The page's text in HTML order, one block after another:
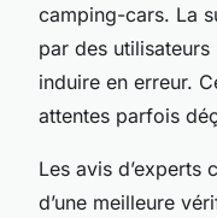
camping-cars. La
par des
induire en erreur.
attentes parfois
Les avis d’experts
d’une meilleure